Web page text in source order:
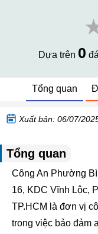
Dựa trên 0
Tổng quan
Xuất bản: 06/07/
Tổng quan
Công An Phường
16, KDC Vĩnh Lộc,
TP.HCM là đơn vị
trong việc bảo đảm